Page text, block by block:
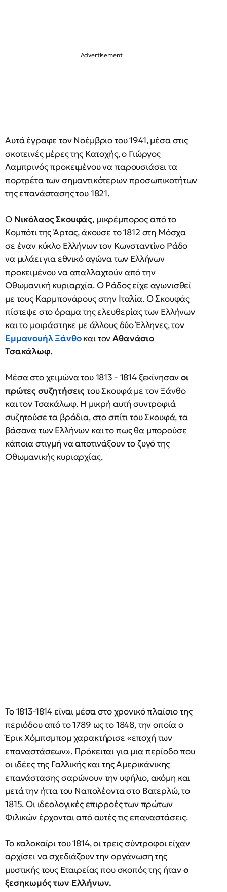
Αυτά έγραφε τον Νοέμβριο του 1941, μέσα στις
σκοτεινές μέρες της Κατοχής, ο Γιώργος
Λαμπρινός προκειμένου να παρουσιάσει τα
πορτρέτα των σημαντικότερων προσωπικοτήτων
της επανάστασης του 1821.
Ο Νικόλαος Σκουφάς, μικρέμπορος από το
Κομπότι της Άρτας, άκουσε το 1812 στη Μόσχα
σε έναν κύκλο Ελλήνων τον Κωνσταντίνο Ράδο
να μιλάει για εθνικό αγώνα των Ελλήνων
προκειμένου να απαλλαχτούν από την
Οθωμανική κυριαρχία. Ο Ράδος είχε αγωνισθεί
με τους Καρμπονάρους στην Ιταλία. Ο Σκουφάς
πίστεψε στο όραμα της ελευθερίας των Ελλήνων
και το μοιράστηκε με άλλους δύο Έλληνες, τον
Εμμανουήλ Ξάνθοκαι τονΑθανάσιο
Τσακάλωφ.
Μέσα στο χειμώνα του 1813 - 1814 ξεκίνησανοι
πρώτες συζητήσειςτου Σκουφά με τον Ξάνθο
και τον Τσακάλωφ. Η μικρή αυτή συντροφιά
συζητούσε τα βράδια, στο σπίτι του Σκουφά, τα
βάσανα των Ελλήνων και το πως θα μπορούσε
κάποια στιγμή να αποτινάξουν το ζυγό της
Οθωμανικής κυριαρχίας.
Το 1813-1814 είναι μέσα στο χρονικό πλαίσιο της
περιόδου από το 1789 ως το 1848, την οποία ο
Έρικ Χόμπσμπομ χαρακτήρισε «εποχή των
επαναστάσεων». Πρόκειται για μια περίοδο που
οι ιδέες της Γαλλικής και της Αμερικάνικης
επανάστασης σαρώνουν την υφήλιο, ακόμη και
μετά την ήττα του Ναπολέοντα στο Βατερλώ, το
1815. Οι ιδεολογικές επιρροές των πρώτων
Φιλικών έρχονται από αυτές τις επαναστάσεις.
Το καλοκαίρι του 1814, οι τρεις σύντροφοι είχαν
αρχίσει να σχεδιάζουν την οργάνωση της
μυστικής τους Εταιρείας που σκοπός της ήτανο
ξεσηκωμός των Ελλήνων.